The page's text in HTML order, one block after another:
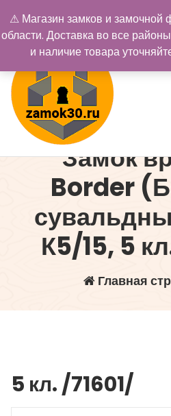
содержимому
Замок
Border
К5/15, 5
Главная
5 кл. /71601/
⚠ Магазин замков и замочной
области. Доставка во все
и наличие товара